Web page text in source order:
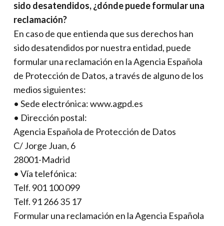
sido desatendidos, ¿dónde puede formular una
reclamación?
En caso de que entienda que sus derechos han
sido desatendidos por nuestra entidad, puede
formular una reclamación en la Agencia Española
de Protección de Datos, a través de alguno de los
medios siguientes:
• Sede electrónica: www.agpd.es
• Dirección postal:
Agencia Española de Protección de Datos
C/ Jorge Juan, 6
28001-Madrid
• Vía telefónica:
Telf. 901 100 099
Telf. 91 266 35 17
Formular una reclamación en la Agencia Española